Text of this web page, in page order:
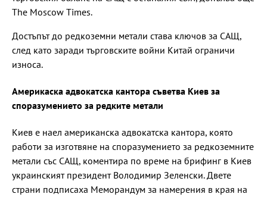
The Moscow Times.
Достъпът до редкоземни метали става ключов за САЩ,
след като заради търговските войни Китай ограничи
износа.
Америкаска адвокатска кантора съветва Киев за
споразумението за редките метали
Киев е наел американска адвокатска кантора, която
работи за изготвяне на споразумението за редкоземните
метали със САЩ, коментира по време на брифинг в Киев
украинският президент Володимир Зеленски. Двете
страни подписаха Меморандум за намерения в края на